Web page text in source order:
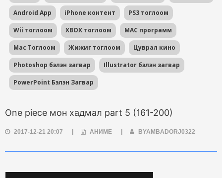
Android App iPhone контент PS3 тоглоом
Wii тоглоом XBOX тоглоом MAC программ
Mac Тоглоом Жижиг тоглоом Цуврал кино
Photoshop бэлэн загвар Illustrator бэлэн загвар
PowerPoint Бэлэн Загвар
One piece мон хадмал part 5 (161-200)
2017-12-21 20:07 АНИМЕ BYAMBADORJ0322